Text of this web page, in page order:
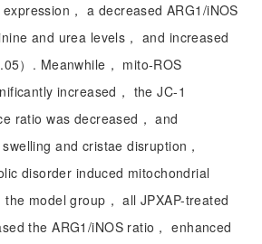
， a decreased ARG1/iNOS
and urea levels， and increased
）. Meanwhile， mito-ROS
increased， the JC-1
ratio was decreased， and
and cristae disruption，
disorder induced mitochondrial
model group， all JPXAP-treated
the ARG1/iNOS ratio， enhanced